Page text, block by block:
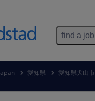
find a job
愛知県 愛知県犬山市